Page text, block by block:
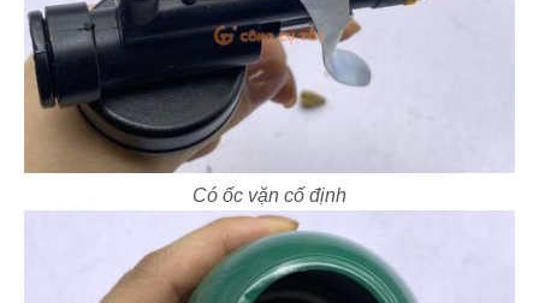
Có ốc vặn cố định